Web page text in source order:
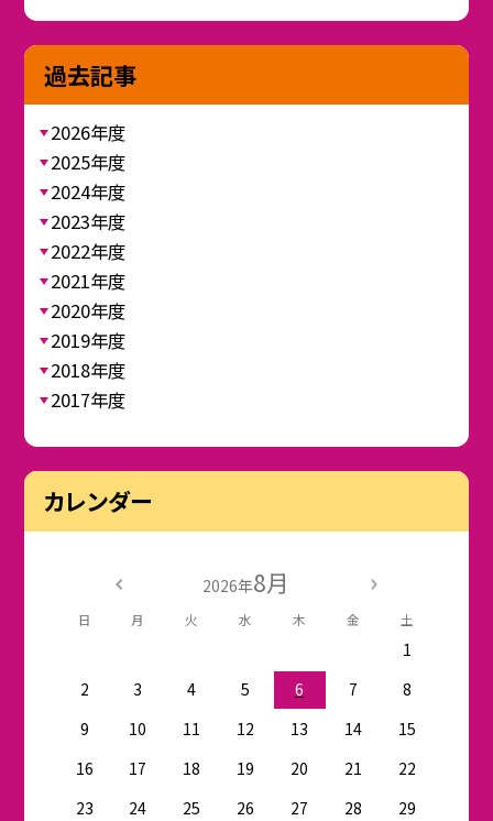
過去記事
2026年度
2025年度
2024年度
2023年度
2022年度
2021年度
2020年度
2019年度
2018年度
2017年度
カレンダー
2026年8月
日 月 火 水 木 金 土
1
2
3 4 5 6 7
8
9
10 11 12 13 14
15
16
17 18 19 20 21
22
23
24 25 26 27 28
29